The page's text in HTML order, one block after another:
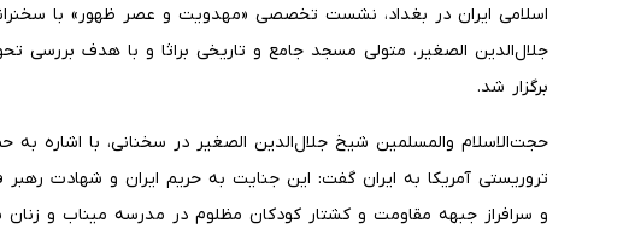
اسلامی ایران در بغداد، نشست تخصصی «مهدویت و عصر ظهور» با
جلال‌الدین الصغیر، متولی مسجد جامع و تاریخی براثا و با هدف بررسی
برگزار شد.
حجت‌الاسلام والمسلمین شیخ جلال‌الدین الصغیر در سخنانی، با اشاره
تروریستی آمریکا به ایران گفت: این جنایت به حریم ایران و شهادت رهبر
و سرافراز جبهه مقاومت و کشتار کودکان مظلوم در مدرسه میناب و زنان